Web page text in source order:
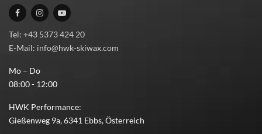
Tel: +43 5373 424 20
E-Mail: info@hwk-skiwax.com
Mo – Do
08:00 - 12:00
HWK Performance:
Gießenweg 9a, 6341 Ebbs, Österreich